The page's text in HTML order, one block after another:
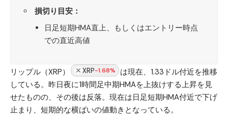
損切り目安：
日足短期HMA直上、もしくはエントリー時点
での直近高値
リップル（XRP） XRP-1.68%
は現在、1.33ドル付近を推移
している。昨日夜に1時間足中期HMAを上抜けする上昇を見
せたものの、その後は反落。現在は日足短期HMA付近で下げ
止まり、短期的な横ばいの値動きとなっている。